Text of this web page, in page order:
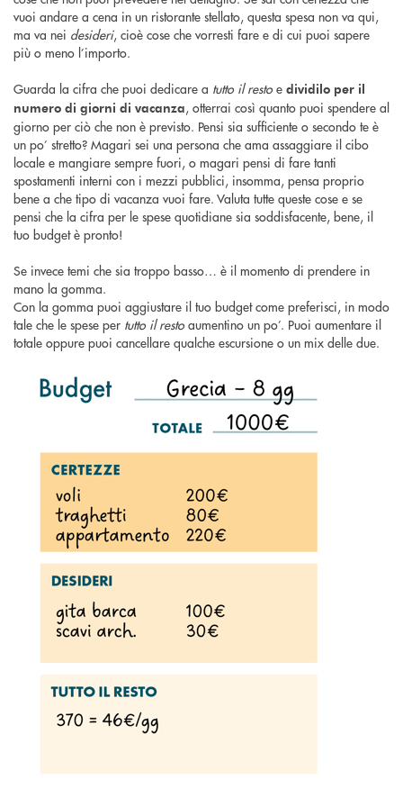
vuoi andare a cena in un ristorante stellato, questa spesa non va qui,
ma va nei desideri, cioè cose che vorresti fare e di cui puoi sapere
più o meno l’importo.
Guarda la cifra che puoi dedicare a tutto il resto e dividilo per il
numero di giorni di vacanza, otterrai così quanto puoi spendere al
giorno per ciò che non è previsto. Pensi sia sufficiente o secondo te è
un po’ stretto? Magari sei una persona che ama assaggiare il cibo
locale e mangiare sempre fuori, o magari pensi di fare tanti
spostamenti interni con i mezzi pubblici, insomma, pensa proprio
bene a che tipo di vacanza vuoi fare. Valuta tutte queste cose e se
pensi che la cifra per le spese quotidiane sia soddisfacente, bene, il
tuo budget è pronto!
Se invece temi che sia troppo basso… è il momento di prendere in
mano la gomma.
Con la gomma puoi aggiustare il tuo budget come preferisci, in modo
tale che le spese per tutto il resto aumentino un po’. Puoi aumentare il
totale oppure puoi cancellare qualche escursione o un mix delle due.